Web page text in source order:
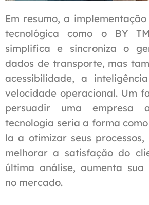
Em resumo, a
tecnológica como o BY
simplifica e sincroniza o
dados de transporte, mas
acessibilidade, a
velocidade operacional. Um
persuadir uma empresa
tecnologia seria a forma
la a otimizar seus
melhorar a satisfação do
última análise, aumenta sua
no mercado.